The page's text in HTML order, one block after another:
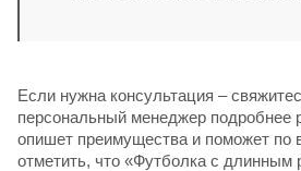
Если нужна консультация –
персональный менеджер подробнее
опишет преимущества и поможет по
отметить, что «Футболка с длинным